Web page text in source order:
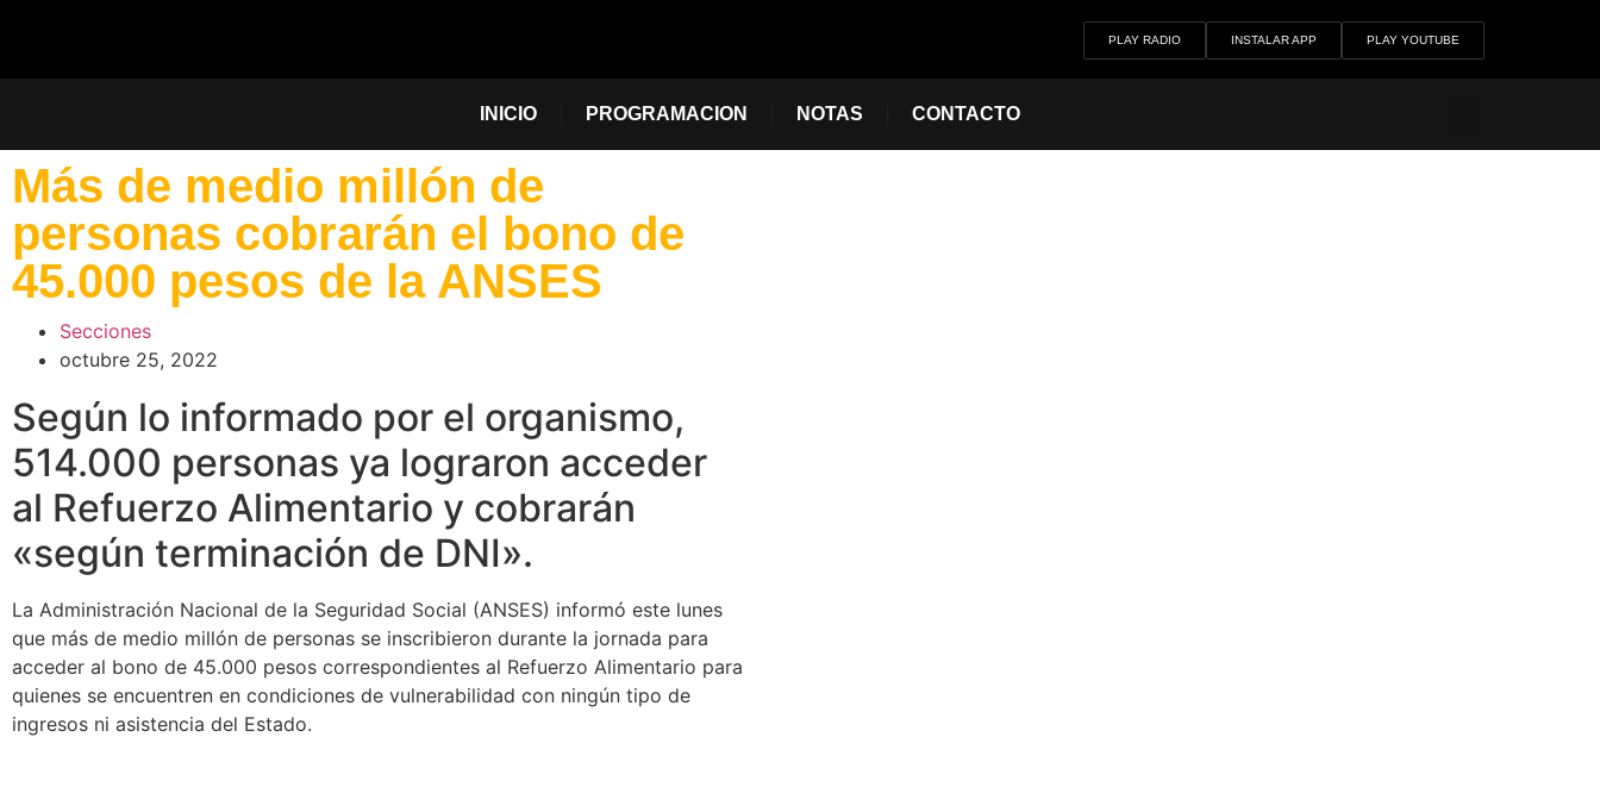
PLAY RADIO INSTALAR APP PLAY YOUTUBE
INICIO PROGRAMACION NOTAS CONTACTO
Más de medio millón de
personas cobrarán el bono de
45.000 pesos de la ANSES
Secciones
octubre 25, 2022
Según lo informado por el organismo,
514.000 personas ya lograron acceder
al Refuerzo Alimentario y cobrarán
«según terminación de DNI».
La Administración Nacional de la Seguridad Social (ANSES) informó este lunes
que más de medio millón de personas se inscribieron durante la jornada para
acceder al bono de 45.000 pesos correspondientes al Refuerzo Alimentario para
quienes se encuentren en condiciones de vulnerabilidad con ningún tipo de
ingresos ni asistencia del Estado.